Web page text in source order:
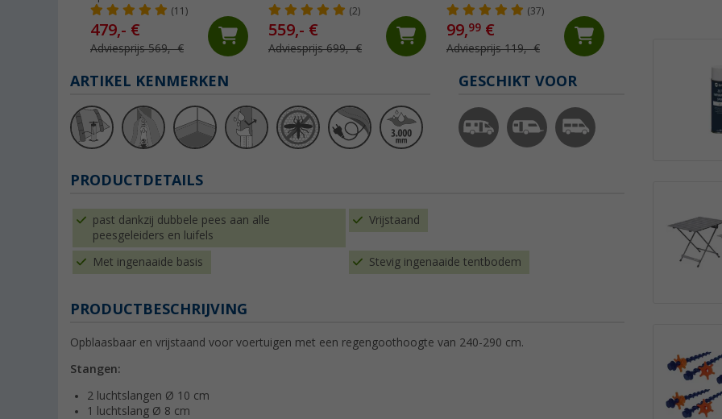
VW T5/T6
(11)
479,- €
Adviesprijs 569,- €
(2)
559,- €
Adviesprijs 699,- €
antraciet/zwart (37)
99,99 €
Adviesprijs 119,- €
ARTIKEL KENMERKEN GESCHIKT VOOR
PRODUCTDETAILS
past dankzij dubbele pees aan alle
peesgeleiders en luifels
Vrijstaand
Met ingenaaide basis Stevig ingenaaide tentbodem
PRODUCTBESCHRIJVING
Opblaasbaar en vrijstaand voor voertuigen met een regengoothoogte van 240-290 cm.
Stangen:
2 luchtslangen Ø 10 cm
1 luchtslang Ø 8 cm